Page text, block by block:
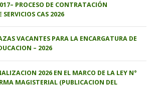
PROCESO DE CONTRATACIÓN
CAS 2026
VACANTES PARA LA ENCARGATURA DE
– 2026
2026 EN EL MARCO DE LA LEY N°
MAGISTERIAL (PUBLICACION DEL